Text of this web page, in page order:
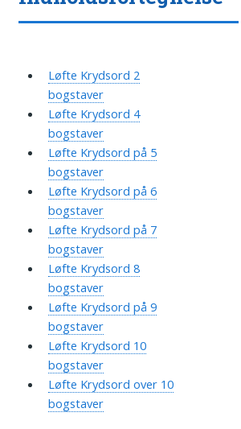
Løfte Krydsord 2
bogstaver
Løfte Krydsord 4
bogstaver
Løfte Krydsord på 5
bogstaver
Løfte Krydsord på 6
bogstaver
Løfte Krydsord på 7
bogstaver
Løfte Krydsord 8
bogstaver
Løfte Krydsord på 9
bogstaver
Løfte Krydsord 10
bogstaver
Løfte Krydsord over 10
bogstaver